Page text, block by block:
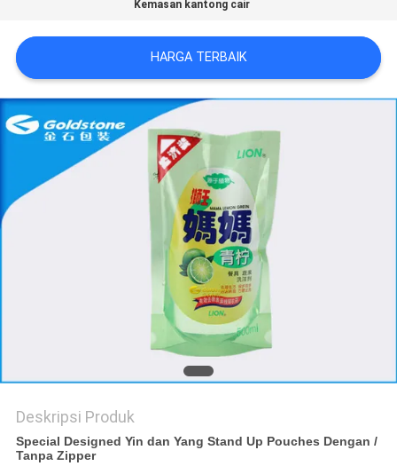
SITEMAP
KEBIJAKAN
PRIVASI
Kemasan kantong cair
HARGA TERBAIK
Deskripsi Produk
Special Designed Yin dan Yang Stand Up Pouches Dengan /
Tanpa Zipper